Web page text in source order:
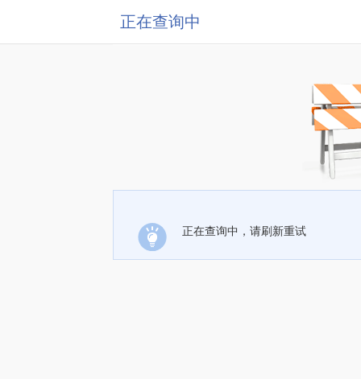
正在查询中
正在查询中，请刷新重试